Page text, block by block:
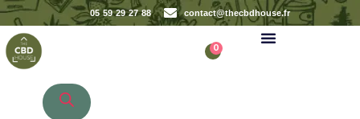
05 59 29 27 88 contact@thecbdhouse.fr
0